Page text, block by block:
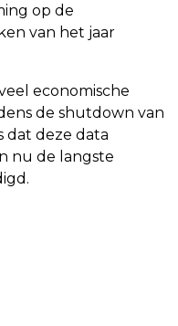
op de
van het jaar
economische
de shutdown van
dat deze data
nu de langste
MET
HAD